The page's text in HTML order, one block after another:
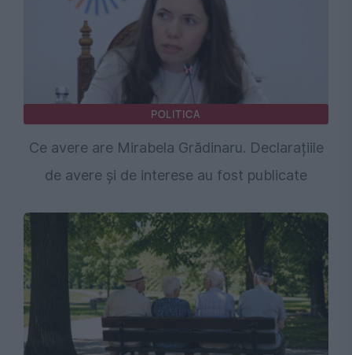
POLITICA
Ce avere are Mirabela Grădinaru. Declarațiile
de avere și de interese au fost publicate